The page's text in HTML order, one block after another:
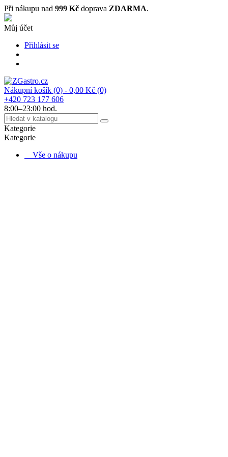
Při nákupu nad 999 Kč doprava ZDARMA.
Můj účet
Přihlásit se
Nákupní košík (0) - 0,00 Kč (0)
+420 723 177 606
8:00–23:00 hod.
Kategorie
Kategorie
Vše o nákupu